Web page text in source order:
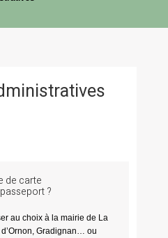
de carte
?
au choix à la mairie de La
Gradignan… ou